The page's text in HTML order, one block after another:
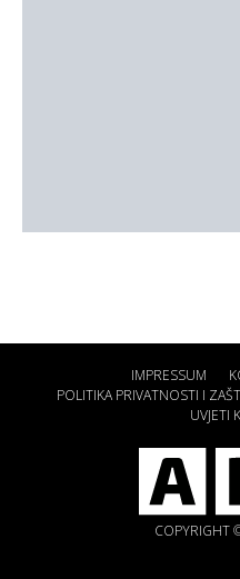
IMPRESSUM
POLITIKA PRIVATNOSTI I
UVJETI
COPYRIGHT